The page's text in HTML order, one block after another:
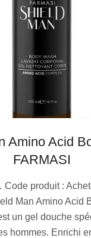
Amino Acid
FARMASI
produit :
Man Amino Acid
un gel douche
hommes. Enrichi